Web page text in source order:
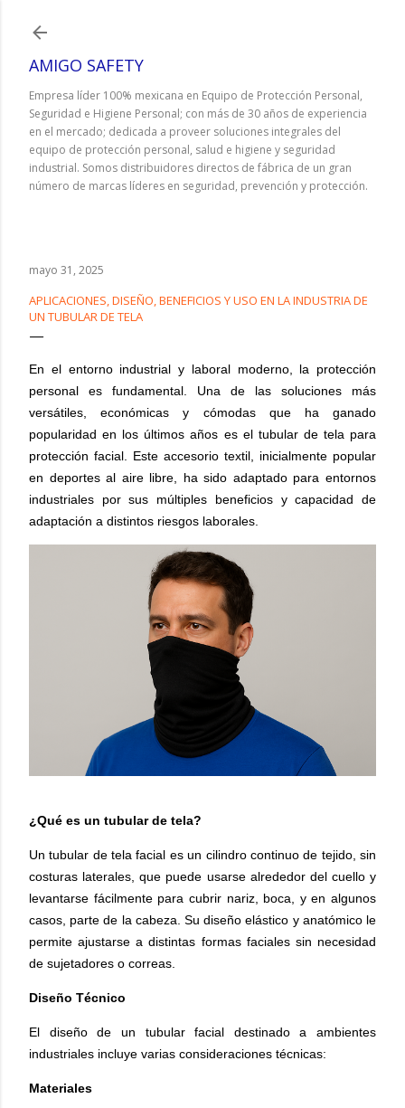
AMIGO SAFETY
Empresa líder 100% mexicana en Equipo de Protección Personal,
Seguridad e Higiene Personal; con más de 30 años de experiencia
en el mercado; dedicada a proveer soluciones integrales del
equipo de protección personal, salud e higiene y seguridad
industrial. Somos distribuidores directos de fábrica de un gran
número de marcas líderes en seguridad, prevención y protección.
mayo 31, 2025
APLICACIONES, DISEÑO, BENEFICIOS Y USO EN LA INDUSTRIA DE
UN TUBULAR DE TELA
En el entorno industrial y laboral moderno, la protección
personal es fundamental. Una de las soluciones más
versátiles, económicas y cómodas que ha ganado
popularidad en los últimos años es el tubular de tela para
protección facial. Este accesorio textil, inicialmente popular
en deportes al aire libre, ha sido adaptado para entornos
industriales por sus múltiples beneficios y capacidad de
adaptación a distintos riesgos laborales.
¿Qué es un tubular de tela?
Un tubular de tela facial es un cilindro continuo de tejido, sin
costuras laterales, que puede usarse alrededor del cuello y
levantarse fácilmente para cubrir nariz, boca, y en algunos
casos, parte de la cabeza. Su diseño elástico y anatómico le
permite ajustarse a distintas formas faciales sin necesidad
de sujetadores o correas.
Diseño Técnico
El diseño de un tubular facial destinado a ambientes
industriales incluye varias consideraciones técnicas:
Materiales